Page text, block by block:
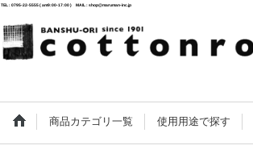
TEL : 0795-22-5555 ( am9:00-17:00 ) MAIL : shop@maruman-inc.jp
商品カテゴリ一覧 使用用途で探す